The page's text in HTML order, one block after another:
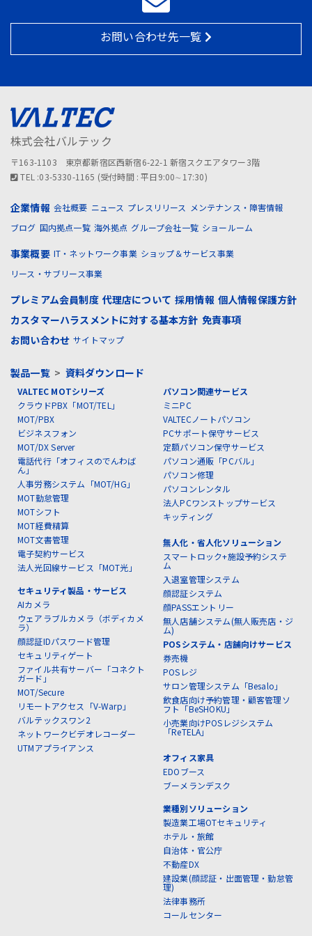
お問い合わせ先一覧
株式会社バルテック
〒163-1103 東京都新宿区西新宿6-22-1 新宿スクエアタワー3階
TEL :03-5330-1165 (受付時間 : 平日9:00∼17:30)
企業情報 会社概要 ニュース プレスリリース
メンテナンス・障害情報
ブログ 国内拠点一覧 海外拠点 グループ会社一覧 ショールーム
事業概要 IT・ネットワーク事業 ショップ＆サービス事業
リース・サブリース事業
プレミアム会員制度 代理店について 採用情報 個人情報保護方針
カスタマーハラスメントに対する基本方針 免責事項
お問い合わせ サイトマップ
製品一覧> 資料ダウンロード
VALTEC MOTシリーズ
クラウドPBX「MOT/TEL」
MOT/PBX
ビジネスフォン
MOT/DX Server
電話代行「オフィスのでんわば
ん」
人事労務システム「MOT/HG」
MOT勤怠管理
MOTシフト
MOT経費精算
MOT文書管理
電子契約サービス
法人光回線サービス「MOT光」
セキュリティ製品・サービス
AIカメラ
ウェアラブルカメラ（ボディカメ
ラ）
顔認証IDパスワード管理
セキュリティゲート
ファイル共有サーバー「コネクト
ガード」
MOT/Secure
リモートアクセス「V-Warp」
バルテックスワン2
ネットワークビデオレコーダー
UTMアプライアンス
パソコン関連サービス
ミニPC
VALTECノートパソコン
PCサポート保守サービス
定額パソコン保守サービス
パソコン通販「PCバル」
パソコン修理
パソコンレンタル
法人PCワンストップサービス
キッティング
無人化・省人化ソリューション
スマートロック+施設予約システ
ム
入退室管理システム
顔認証システム
顔PASSエントリー
無人店舗システム(無人販売店・ジ
ム)
POSシステム・店舗向けサービス
券売機
POSレジ
サロン管理システム「Besalo」
飲食店向け予約管理・顧客管理ソ
フト「BeSHOKU」
小売業向けPOSレジシステム
「ReTELA」
オフィス家具
EDOブース
ブーメランデスク
業種別ソリューション
製造業工場OTセキュリティ
ホテル・旅館
自治体・官公庁
不動産DX
建設業(顔認証・出面管理・勤怠管
理)
法律事務所
コールセンター